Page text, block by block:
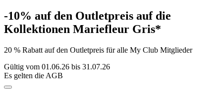
-10% auf den Outletpreis auf die
Kollektionen Mariefleur Gris*
20 % Rabatt auf den Outletpreis für alle My Club Mitglieder
Gültig vom 01.06.26 bis 31.07.26
Es gelten die AGB